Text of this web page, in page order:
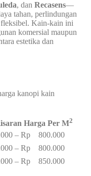
, dan Recasens—
tahan, perlindungan
fleksibel. Kain-kain ini
komersial maupun
estetika dan
kanopi kain
Harga Per M2
– Rp 800.000
– Rp 800.000
– Rp 850.000